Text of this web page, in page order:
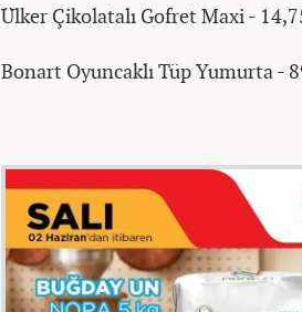
Ülker Çikolatalı Gofret Maxi -
Bonart Oyuncaklı Tüp Yumurta -